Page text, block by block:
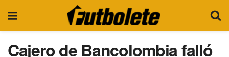
Cajero de Bancolombia falló